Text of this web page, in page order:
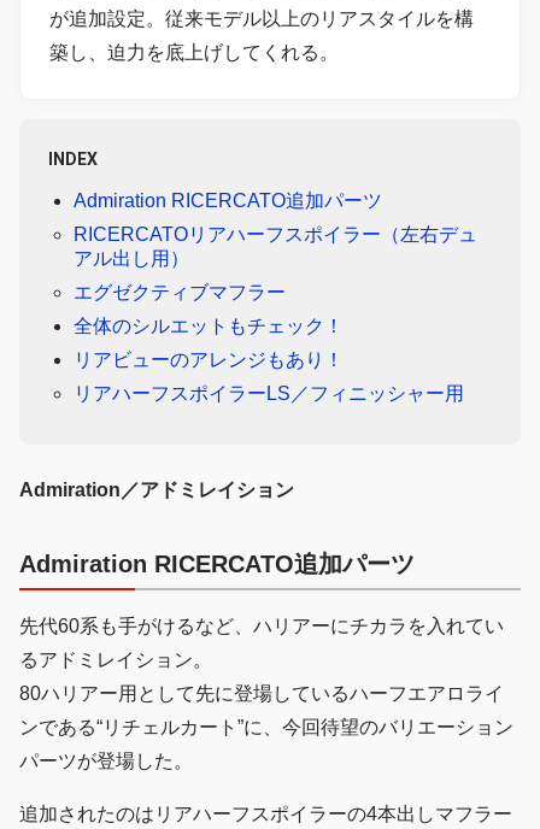
が追加設定。従来モデル以上のリアスタイルを構
築し、迫力を底上げしてくれる。
INDEX
Admiration RICERCATO追加パーツ
RICERCATOリアハーフスポイラー（左右デュ
アル出し用）
エグゼクティブマフラー
全体のシルエットもチェック！
リアビューのアレンジもあり！
リアハーフスポイラーLS／フィニッシャー用
Admiration／アドミレイション
Admiration RICERCATO追加パーツ
先代60系も手がけるなど、ハリアーにチカラを入れてい
るアドミレイション。
80ハリアー用として先に登場しているハーフエアロライ
ンである“リチェルカート”に、今回待望のバリエーション
パーツが登場した。
追加されたのはリアハーフスポイラーの4本出しマフラー